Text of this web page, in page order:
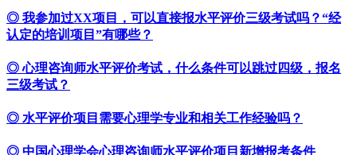
◎ 我参加过XX项目，可以直接报水平评价三级考试吗？“经
认定的培训项目”有哪些？
◎ 心理咨询师水平评价考试，什么条件可以跳过四级，报名
三级考试？
◎ 水平评价项目需要心理学专业和相关工作经验吗？
◎ 中国心理学会心理咨询师水平评价项目新增报考条件